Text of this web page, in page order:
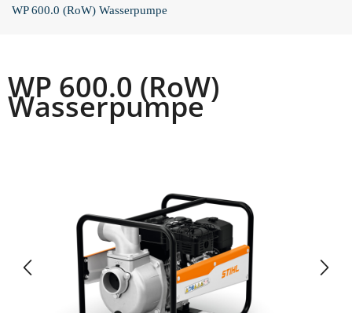
WP 600.0 (RoW) Wasserpumpe
WP 600.0 (RoW)
Wasserpumpe